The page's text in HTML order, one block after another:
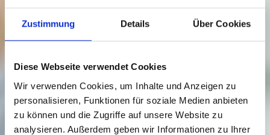
Zustimmung Details Über Cookies
Diese Webseite verwendet Cookies
Wir verwenden Cookies, um Inhalte und Anzeigen zu
personalisieren, Funktionen für soziale Medien anbieten
zu können und die Zugriffe auf unsere Website zu
analysieren. Außerdem geben wir Informationen zu Ihrer